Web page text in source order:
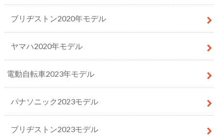
ブリヂストン2020年モデル
ヤマハ2020年モデル
電動自転車2023年モデル
パナソニック2023モデル
ブリヂストン2023モデル